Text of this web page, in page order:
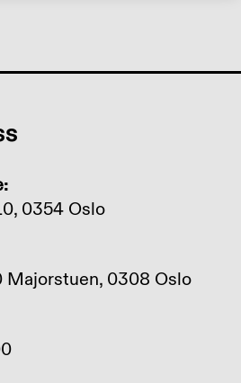
0354 Oslo
Majorstuen, 0308 Oslo